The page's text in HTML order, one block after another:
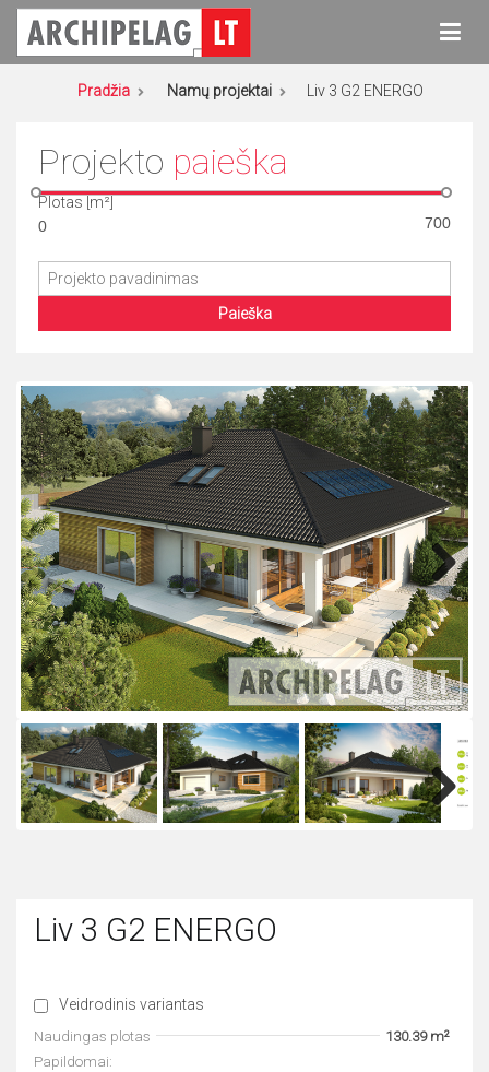
Eiti
turinio
Archipelag
Namų projektai
Pradžia Namų projektai Liv 3 G2 ENERGO
Projekto paieška
Plotas [m²]
Paieška
Next
Liv 3 G2 ENERGO
Veidrodinis variantas
Naudingas plotas
130.39 m²
Papildomai: